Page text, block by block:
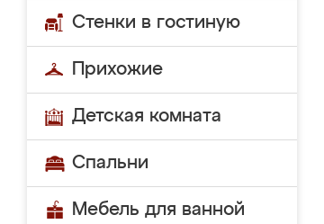
Стенки в гостиную
Прихожие
Детская комната
Спальни
Мебель для ванной